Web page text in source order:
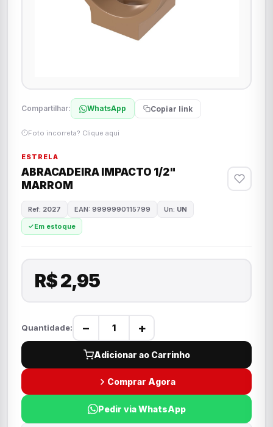
Compartilhar: WhatsApp Copiar link
Foto incorreta? Clique aqui
ESTRELA
ABRACADEIRA IMPACTO 1/2"
MARROM
Ref: 2027 EAN: 9999990115799 Un: UN
Em estoque
R$ 2,95
Quantidade: − +
Adicionar ao Carrinho
Comprar Agora
Pedir via WhatsApp